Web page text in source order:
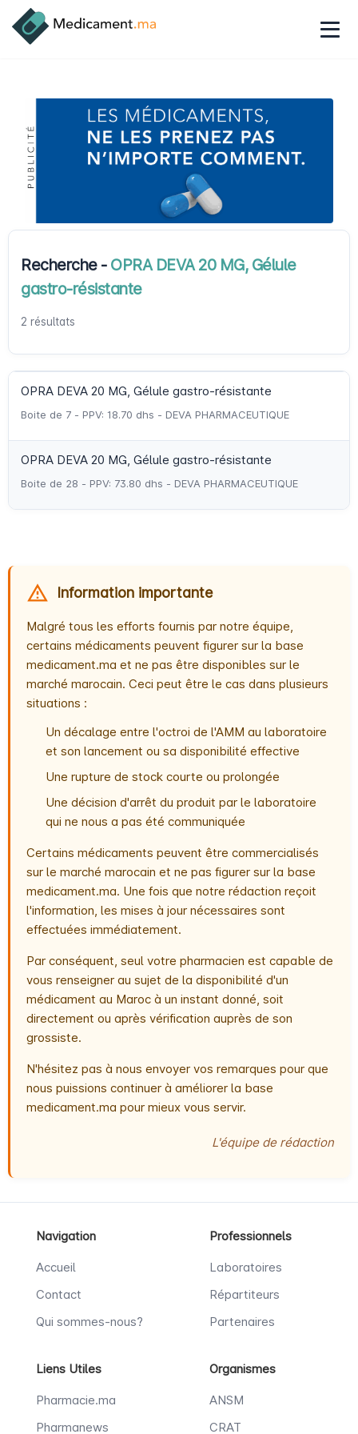
Recherche - OPRA DEVA 20 MG, Gélule
gastro-résistante
2 résultats
OPRA DEVA 20 MG, Gélule gastro-résistante
Boite de 7 - PPV: 18.70 dhs - DEVA PHARMACEUTIQUE
OPRA DEVA 20 MG, Gélule gastro-résistante
Boite de 28 - PPV: 73.80 dhs - DEVA PHARMACEUTIQUE
Information importante
Malgré tous les efforts fournis par notre équipe,
certains médicaments peuvent figurer sur la base
medicament.ma et ne pas être disponibles sur le
marché marocain. Ceci peut être le cas dans plusieurs
situations :
Un décalage entre l'octroi de l'AMM au laboratoire
et son lancement ou sa disponibilité effective
Une rupture de stock courte ou prolongée
Une décision d'arrêt du produit par le laboratoire
qui ne nous a pas été communiquée
Certains médicaments peuvent être commercialisés
sur le marché marocain et ne pas figurer sur la base
medicament.ma. Une fois que notre rédaction reçoit
l'information, les mises à jour nécessaires sont
effectuées immédiatement.
Par conséquent, seul votre pharmacien est capable de
vous renseigner au sujet de la disponibilité d'un
médicament au Maroc à un instant donné, soit
directement ou après vérification auprès de son
grossiste.
N'hésitez pas à nous envoyer vos remarques pour que
nous puissions continuer à améliorer la base
medicament.ma pour mieux vous servir.
L'équipe de rédaction
Navigation
Accueil
Contact
Qui sommes-nous?
Professionnels
Laboratoires
Répartiteurs
Partenaires
Liens Utiles
Pharmacie.ma
Pharmanews
Organismes
ANSM
CRAT